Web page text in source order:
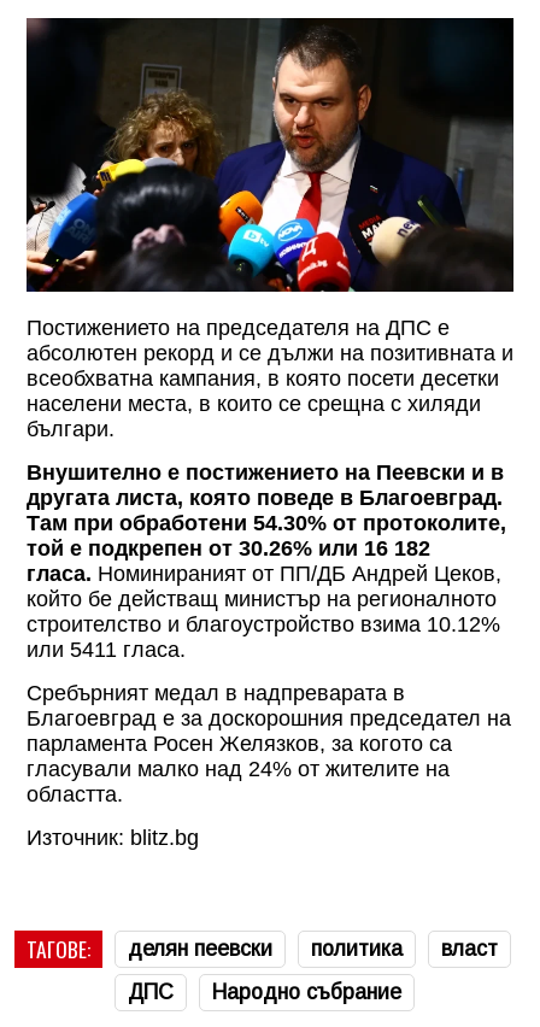
Постижението на председателя на ДПС е
абсолютен рекорд и се дължи на позитивната и
всеобхватна кампания, в която посети десетки
населени места, в които се срещна с хиляди
българи.
Внушително е постижението на Пеевски и в
другата листа, която поведе в Благоевград.
Там при обработени 54.30% от протоколите,
той е подкрепен от 30.26% или 16 182
гласа. Номинираният от ПП/ДБ Андрей Цеков,
който бе действащ министър на регионалното
строителство и благоустройство взима 10.12%
или 5411 гласа.
Сребърният медал в надпреварата в
Благоевград е за доскорошния председател на
парламента Росен Желязков, за когото са
гласували малко над 24% от жителите на
областта.
Източник: blitz.bg
ТАГОВЕ: делян пеевски политика
власт
ДПС
Народно събрание